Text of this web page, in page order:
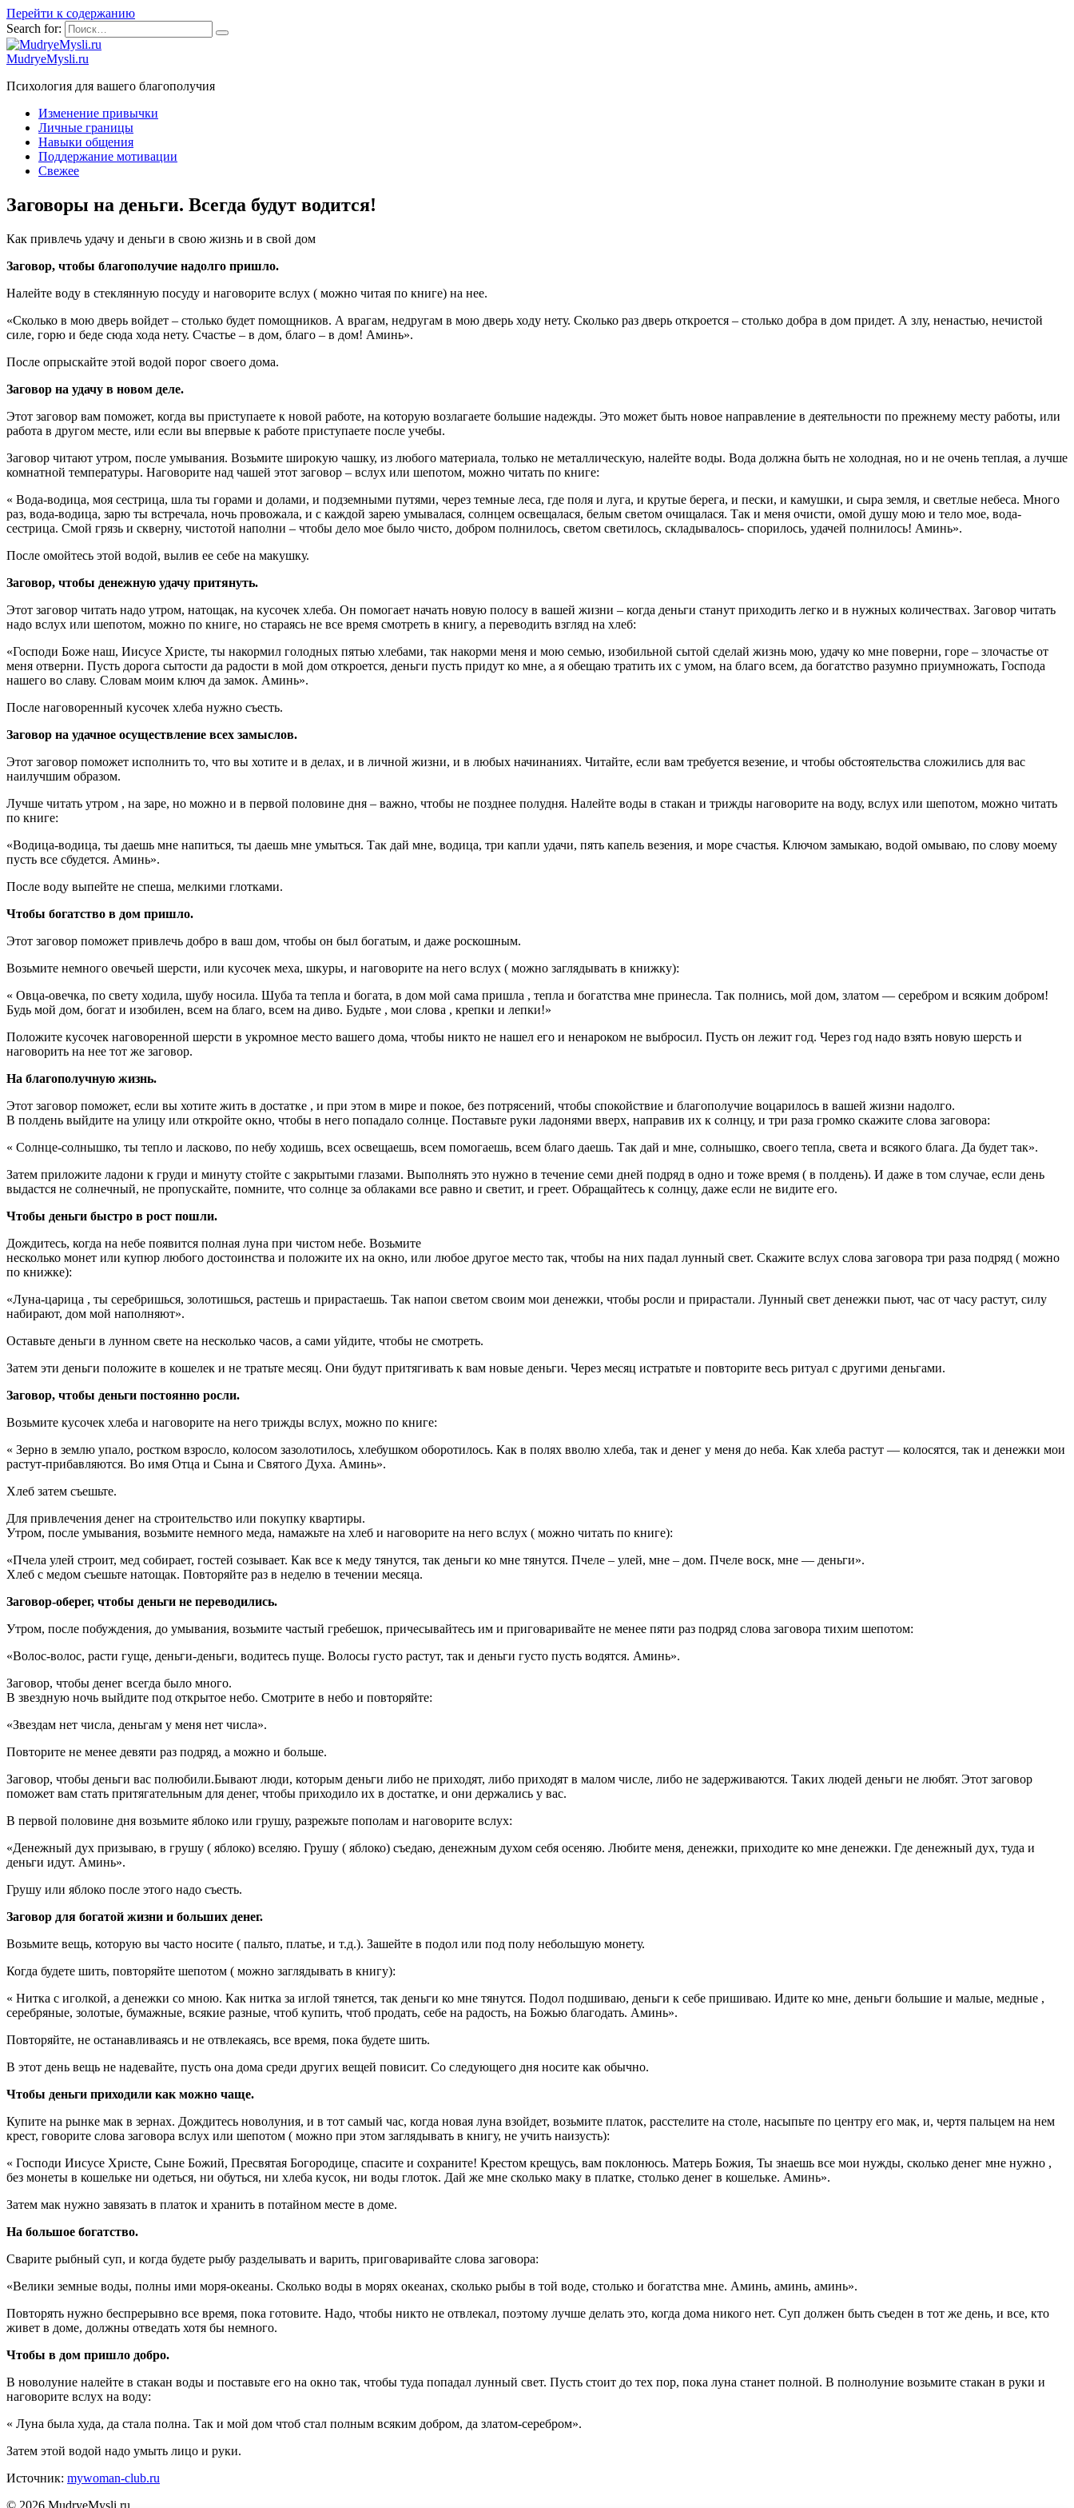
Перейти к содержанию
Search for:
MudryeMysli.ru
Психология для вашего благополучия
Изменение привычки
Личные границы
Навыки общения
Поддержание мотивации
Свежее
Заговоры на деньги. Всегда будут водится!
Как привлечь удачу и деньги в свою жизнь и в свой дом
Заговор, чтобы благополучие надолго пришло.
Налейте воду в стеклянную посуду и наговорите вслух ( можно читая по книге) на нее.
«Сколько в мою дверь войдет – столько будет помощников. А врагам, недругам в мою дверь ходу нету. Сколько раз дверь откроется – столько добра в дом придет. А злу, ненастью, нечистой
силе, горю и беде сюда хода нету. Счастье – в дом, благо – в дом! Аминь».
После опрыскайте этой водой порог своего дома.
Заговор на удачу в новом деле.
Этот заговор вам поможет, когда вы приступаете к новой работе, на которую возлагаете большие надежды. Это может быть новое направление в деятельности по прежнему месту работы, или
работа в другом месте, или если вы впервые к работе приступаете после учебы.
Заговор читают утром, после умывания. Возьмите широкую чашку, из любого материала, только не металлическую, налейте воды. Вода должна быть не холодная, но и не очень теплая, а лучше
комнатной температуры. Наговорите над чашей этот заговор – вслух или шепотом, можно читать по книге:
« Вода-водица, моя сестрица, шла ты горами и долами, и подземными путями, через темные леса, где поля и луга, и крутые берега, и пески, и камушки, и сыра земля, и светлые небеса. Много
раз, вода-водица, зарю ты встречала, ночь провожала, и с каждой зарею умывалася, солнцем освещалася, белым светом очищалася. Так и меня очисти, омой душу мою и тело мое, вода-
сестрица. Смой грязь и скверну, чистотой наполни – чтобы дело мое было чисто, добром полнилось, светом светилось, складывалось- спорилось, удачей полнилось! Аминь».
После омойтесь этой водой, вылив ее себе на макушку.
Заговор, чтобы денежную удачу притянуть.
Этот заговор читать надо утром, натощак, на кусочек хлеба. Он помогает начать новую полосу в вашей жизни – когда деньги станут приходить легко и в нужных количествах. Заговор читать
надо вслух или шепотом, можно по книге, но стараясь не все время смотреть в книгу, а переводить взгляд на хлеб:
«Господи Боже наш, Иисусе Христе, ты накормил голодных пятью хлебами, так накорми меня и мою семью, изобильной сытой сделай жизнь мою, удачу ко мне поверни, горе – злочастье от
меня отверни. Пусть дорога сытости да радости в мой дом откроется, деньги пусть придут ко мне, а я обещаю тратить их с умом, на благо всем, да богатство разумно приумножать, Господа
нашего во славу. Словам моим ключ да замок. Аминь».
После наговоренный кусочек хлеба нужно съесть.
Заговор на удачное осуществление всех замыслов.
Этот заговор поможет исполнить то, что вы хотите и в делах, и в личной жизни, и в любых начинаниях. Читайте, если вам требуется везение, и чтобы обстоятельства сложились для вас
наилучшим образом.
Лучше читать утром , на заре, но можно и в первой половине дня – важно, чтобы не позднее полудня. Налейте воды в стакан и трижды наговорите на воду, вслух или шепотом, можно читать
по книге:
«Водица-водица, ты даешь мне напиться, ты даешь мне умыться. Так дай мне, водица, три капли удачи, пять капель везения, и море счастья. Ключом замыкаю, водой омываю, по слову моему
пусть все сбудется. Аминь».
После воду выпейте не спеша, мелкими глотками.
Чтобы богатство в дом пришло.
Этот заговор поможет привлечь добро в ваш дом, чтобы он был богатым, и даже роскошным.
Возьмите немного овечьей шерсти, или кусочек меха, шкуры, и наговорите на него вслух ( можно заглядывать в книжку):
« Овца-овечка, по свету ходила, шубу носила. Шуба та тепла и богата, в дом мой сама пришла , тепла и богатства мне принесла. Так полнись, мой дом, златом — серебром и всяким добром!
Будь мой дом, богат и изобилен, всем на благо, всем на диво. Будьте , мои слова , крепки и лепки!»
Положите кусочек наговоренной шерсти в укромное место вашего дома, чтобы никто не нашел его и ненароком не выбросил. Пусть он лежит год. Через год надо взять новую шерсть и
наговорить на нее тот же заговор.
На благополучную жизнь.
Этот заговор поможет, если вы хотите жить в достатке , и при этом в мире и покое, без потрясений, чтобы спокойствие и благополучие воцарилось в вашей жизни надолго.
В полдень выйдите на улицу или откройте окно, чтобы в него попадало солнце. Поставьте руки ладонями вверх, направив их к солнцу, и три раза громко скажите слова заговора:
« Солнце-солнышко, ты тепло и ласково, по небу ходишь, всех освещаешь, всем помогаешь, всем благо даешь. Так дай и мне, солнышко, своего тепла, света и всякого блага. Да будет так».
Затем приложите ладони к груди и минуту стойте с закрытыми глазами. Выполнять это нужно в течение семи дней подряд в одно и тоже время ( в полдень). И даже в том случае, если день
выдастся не солнечный, не пропускайте, помните, что солнце за облаками все равно и светит, и греет. Обращайтесь к солнцу, даже если не видите его.
Чтобы деньги быстро в рост пошли.
Дождитесь, когда на небе появится полная луна при чистом небе. Возьмите
несколько монет или купюр любого достоинства и положите их на окно, или любое другое место так, чтобы на них падал лунный свет. Скажите вслух слова заговора три раза подряд ( можно
по книжке):
«Луна-царица , ты серебришься, золотишься, растешь и прирастаешь. Так напои светом своим мои денежки, чтобы росли и прирастали. Лунный свет денежки пьют, час от часу растут, силу
набирают, дом мой наполняют».
Оставьте деньги в лунном свете на несколько часов, а сами уйдите, чтобы не смотреть.
Затем эти деньги положите в кошелек и не тратьте месяц. Они будут притягивать к вам новые деньги. Через месяц истратьте и повторите весь ритуал с другими деньгами.
Заговор, чтобы деньги постоянно росли.
Возьмите кусочек хлеба и наговорите на него трижды вслух, можно по книге:
« Зерно в землю упало, ростком взросло, колосом зазолотилось, хлебушком оборотилось. Как в полях вволю хлеба, так и денег у меня до неба. Как хлеба растут — колосятся, так и денежки мои
растут-прибавляются. Во имя Отца и Сына и Святого Духа. Аминь».
Хлеб затем съешьте.
Для привлечения денег на строительство или покупку квартиры.
Утром, после умывания, возьмите немного меда, намажьте на хлеб и наговорите на него вслух ( можно читать по книге):
«Пчела улей строит, мед собирает, гостей созывает. Как все к меду тянутся, так деньги ко мне тянутся. Пчеле – улей, мне – дом. Пчеле воск, мне — деньги».
Хлеб с медом съешьте натощак. Повторяйте раз в неделю в течении месяца.
Заговор-оберег, чтобы деньги не переводились.
Утром, после побуждения, до умывания, возьмите частый гребешок, причесывайтесь им и приговаривайте не менее пяти раз подряд слова заговора тихим шепотом:
«Волос-волос, расти гуще, деньги-деньги, водитесь пуще. Волосы густо растут, так и деньги густо пусть водятся. Аминь».
Заговор, чтобы денег всегда было много.
В звездную ночь выйдите под открытое небо. Смотрите в небо и повторяйте:
«Звездам нет числа, деньгам у меня нет числа».
Повторите не менее девяти раз подряд, а можно и больше.
Заговор, чтобы деньги вас полюбили.Бывают люди, которым деньги либо не приходят, либо приходят в малом числе, либо не задерживаются. Таких людей деньги не любят. Этот заговор
поможет вам стать притягательным для денег, чтобы приходило их в достатке, и они держались у вас.
В первой половине дня возьмите яблоко или грушу, разрежьте пополам и наговорите вслух:
«Денежный дух призываю, в грушу ( яблоко) вселяю. Грушу ( яблоко) съедаю, денежным духом себя осеняю. Любите меня, денежки, приходите ко мне денежки. Где денежный дух, туда и
деньги идут. Аминь».
Грушу или яблоко после этого надо съесть.
Заговор для богатой жизни и больших денег.
Возьмите вещь, которую вы часто носите ( пальто, платье, и т.д.). Зашейте в подол или под полу небольшую монету.
Когда будете шить, повторяйте шепотом ( можно заглядывать в книгу):
« Нитка с иголкой, а денежки со мною. Как нитка за иглой тянется, так деньги ко мне тянутся. Подол подшиваю, деньги к себе пришиваю. Идите ко мне, деньги большие и малые, медные ,
серебряные, золотые, бумажные, всякие разные, чтоб купить, чтоб продать, себе на радость, на Божью благодать. Аминь».
Повторяйте, не останавливаясь и не отвлекаясь, все время, пока будете шить.
В этот день вещь не надевайте, пусть она дома среди других вещей повисит. Со следующего дня носите как обычно.
Чтобы деньги приходили как можно чаще.
Купите на рынке мак в зернах. Дождитесь новолуния, и в тот самый час, когда новая луна взойдет, возьмите платок, расстелите на столе, насыпьте по центру его мак, и, чертя пальцем на нем
крест, говорите слова заговора вслух или шепотом ( можно при этом заглядывать в книгу, не учить наизусть):
« Господи Иисусе Христе, Сыне Божий, Пресвятая Богородице, спасите и сохраните! Крестом крещусь, вам поклонюсь. Матерь Божия, Ты знаешь все мои нужды, сколько денег мне нужно ,
без монеты в кошельке ни одеться, ни обуться, ни хлеба кусок, ни воды глоток. Дай же мне сколько маку в платке, столько денег в кошельке. Аминь».
Затем мак нужно завязать в платок и хранить в потайном месте в доме.
На большое богатство.
Сварите рыбный суп, и когда будете рыбу разделывать и варить, приговаривайте слова заговора:
«Велики земные воды, полны ими моря-океаны. Сколько воды в морях океанах, сколько рыбы в той воде, столько и богатства мне. Аминь, аминь, аминь».
Повторять нужно беспрерывно все время, пока готовите. Надо, чтобы никто не отвлекал, поэтому лучше делать это, когда дома никого нет. Суп должен быть съеден в тот же день, и все, кто
живет в доме, должны отведать хотя бы немного.
Чтобы в дом пришло добро.
В новолуние налейте в стакан воды и поставьте его на окно так, чтобы туда попадал лунный свет. Пусть стоит до тех пор, пока луна станет полной. В полнолуние возьмите стакан в руки и
наговорите вслух на воду:
« Луна была худа, да стала полна. Так и мой дом чтоб стал полным всяким добром, да златом-серебром».
Затем этой водой надо умыть лицо и руки.
Источник: mywoman-club.ru
© 2026 MudryeMysli.ru